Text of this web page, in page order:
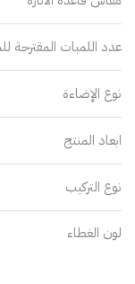
عدد اللمبات المقترحة
نوع الإضاءة
ابعاد المنتج
نوع التركيب
لون الغطاء